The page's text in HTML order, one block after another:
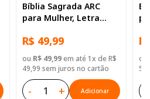
Bíblia Sagrada ARC
para Mulher, Letra
de Jesus destacadas,
com Harpa Cristã, Capa
Semi Flexível Branca e
R$ 49,99
ou R$ 49,99em até 1x de R$
49,99 sem juros no cartão
- + Adicionar
ou